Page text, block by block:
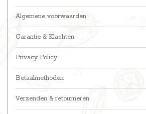
Algemene voorwaarden
Garantie & Klachten
Privacy Policy
Betaalmethoden
Verzenden & retourneren